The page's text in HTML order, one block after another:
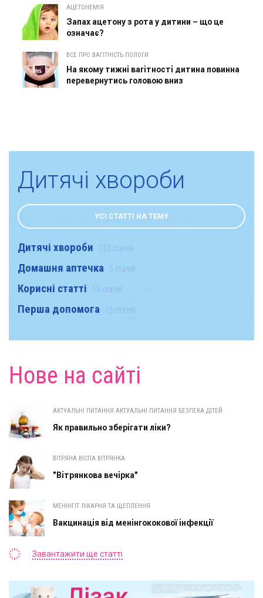
АЦЕТОНЕМІЯ
Запах ацетону з рота у дитини – що це
означає?
ВСЕ ПРО ВАГІТНІСТЬ ПОЛОГИ
На якому тижні вагітності дитина повинна
перевернутись головою вниз
Дитячі хвороби
УСІ СТАТТІ НА ТЕМУ
Дитячі хвороби 132 статей
Домашня аптечка 5 статей
Корисні статті 13 статей
Перша допомога 15 статей
Нове на сайті
АКТУАЛЬНІ ПИТАННЯ АКТУАЛЬНІ ПИТАННЯ БЕЗПЕКА ДІТЕЙ
Як правильно зберігати ліки?
ВІТРЯНА ВІСПА ВІТРЯНКА
"Вітрянкова вечірка"
МЕНІНГІТ ЛІКАРНЯ ТА ЩЕПЛЕННЯ
Вакцинація від менінгококової інфекції
Завантажити ще статті